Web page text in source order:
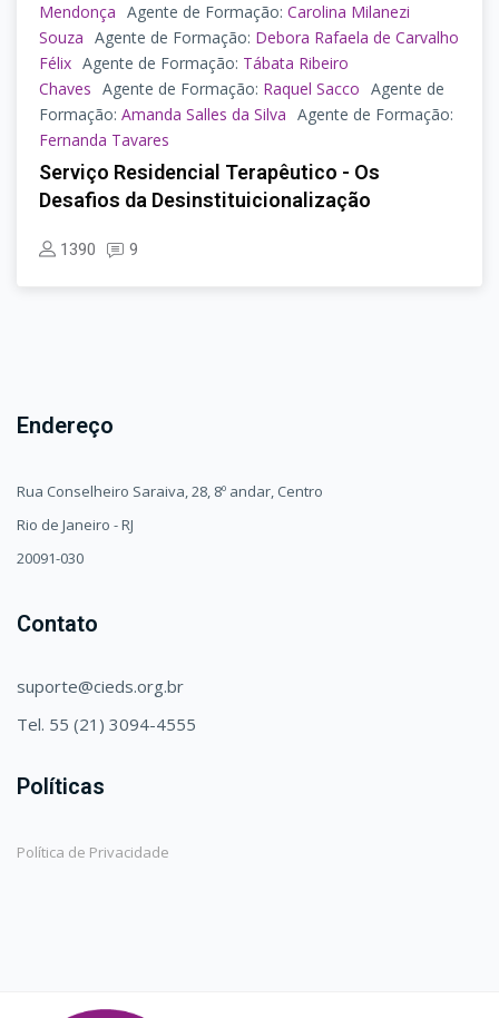
Mendonça Agente de Formação: Carolina Milanezi
Souza Agente de Formação: Debora Rafaela de Carvalho
Félix Agente de Formação: Tábata Ribeiro
Chaves Agente de Formação: Raquel Sacco Agente de
Formação: Amanda Salles da Silva Agente de Formação:
Fernanda Tavares
Serviço Residencial Terapêutico - Os
Desafios da Desinstituicionalização
1390 9
Endereço
Rua Conselheiro Saraiva, 28, 8º andar, Centro
Rio de Janeiro - RJ
20091-030
Contato
suporte@cieds.org.br
Tel. 55 (21) 3094-4555
Políticas
Política de Privacidade